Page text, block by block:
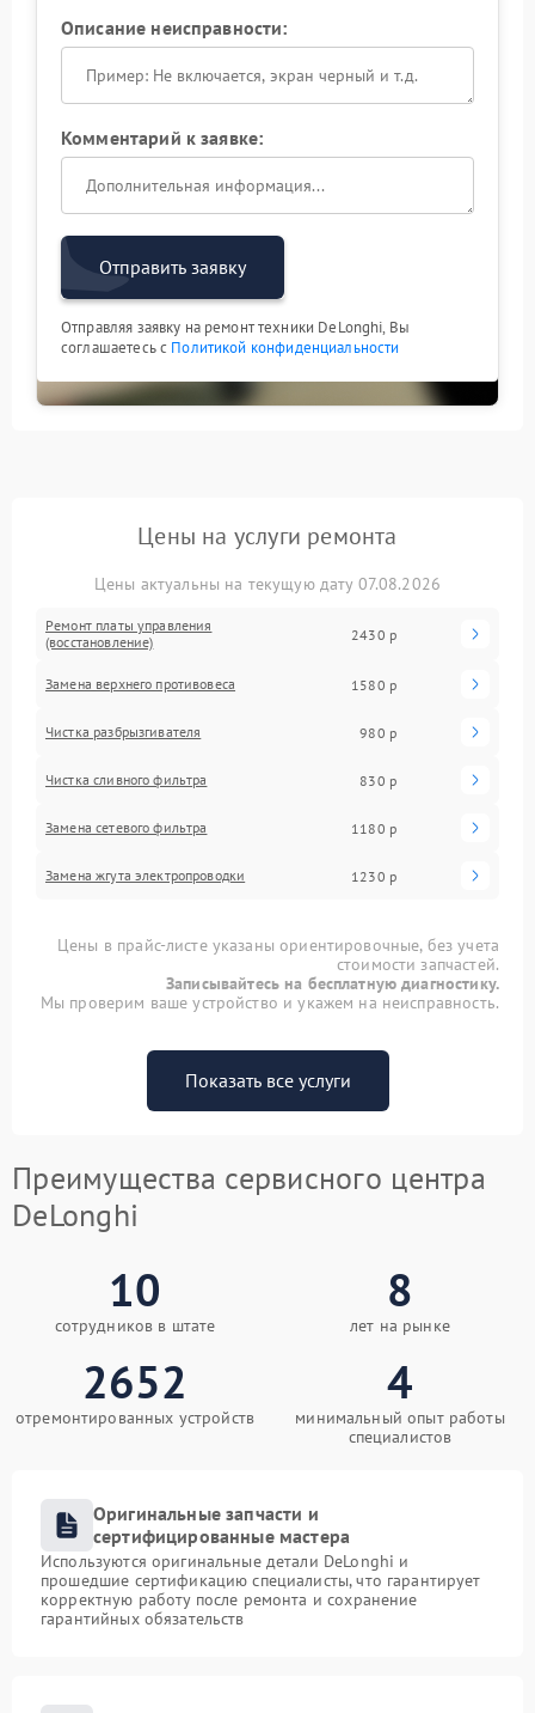
Описание неисправности:
Комментарий к заявке:
Отправить заявку
Отправляя заявку на ремонт техники DeLonghi, Вы
соглашаетесь с Политикой конфиденциальности
Цены на услуги ремонта
Цены актуальны на текущую дату 07.08.2026
Ремонт платы управления
(восстановление)
2430 р
Замена верхнего противовеса 1580 р
Чистка разбрызгивателя 980 р
Чистка сливного фильтра 830 р
Замена сетевого фильтра 1180 р
Замена жгута электропроводки 1230 р
Цены в прайс-листе указаны ориентировочные, без учета
стоимости запчастей.
Записывайтесь на бесплатную диагностику.
Мы проверим ваше устройство и укажем на неисправность.
Показать все услуги
Преимущества сервисного центра
DeLonghi
10
сотрудников в штате
8
лет на рынке
2652
отремонтированных устройств
4
минимальный опыт работы
специалистов
Оригинальные запчасти и
сертифицированные мастера
Используются оригинальные детали DeLonghi и
прошедшие сертификацию специалисты, что гарантирует
корректную работу после ремонта и сохранение
гарантийных обязательств